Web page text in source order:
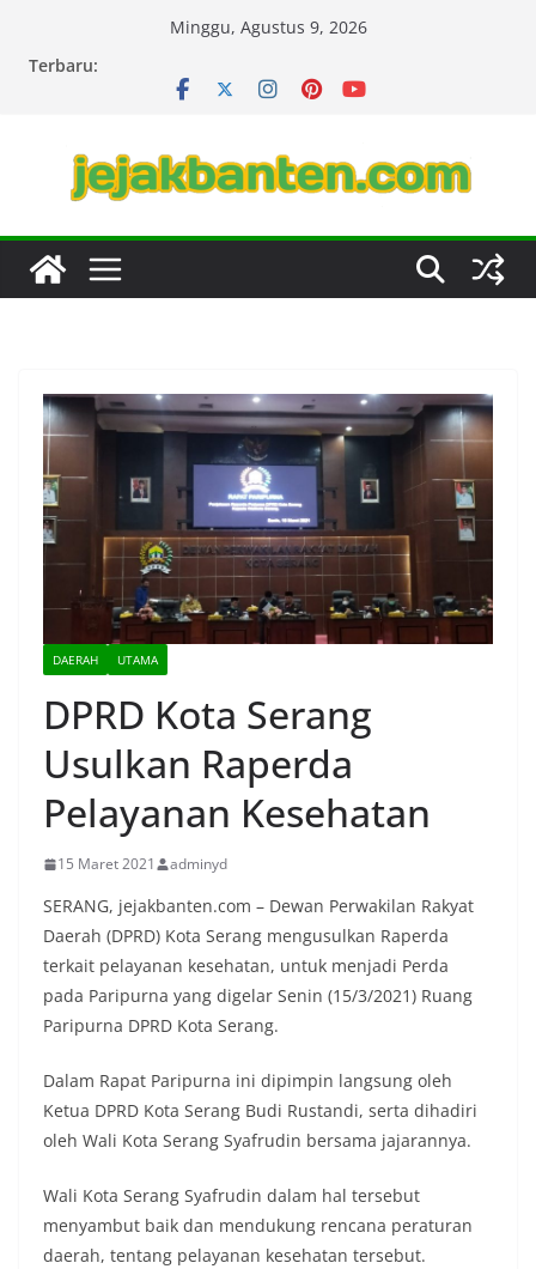
Minggu, Agustus 9, 2026
Terbaru:
DAERAH UTAMA
DPRD Kota Serang
Usulkan Raperda
Pelayanan Kesehatan
15 Maret 2021 adminyd
SERANG, jejakbanten.com – Dewan Perwakilan Rakyat
Daerah (DPRD) Kota Serang mengusulkan Raperda
terkait pelayanan kesehatan, untuk menjadi Perda
pada Paripurna yang digelar Senin (15/3/2021) Ruang
Paripurna DPRD Kota Serang.
Dalam Rapat Paripurna ini dipimpin langsung oleh
Ketua DPRD Kota Serang Budi Rustandi, serta dihadiri
oleh Wali Kota Serang Syafrudin bersama jajarannya.
Wali Kota Serang Syafrudin dalam hal tersebut
menyambut baik dan mendukung rencana peraturan
daerah, tentang pelayanan kesehatan tersebut.